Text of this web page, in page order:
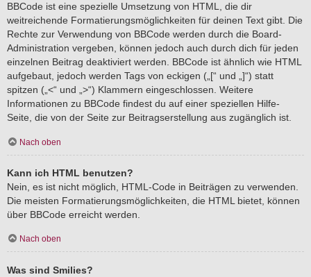
BBCode ist eine spezielle Umsetzung von HTML, die dir
weitreichende Formatierungsmöglichkeiten für deinen Text gibt. Die
Rechte zur Verwendung von BBCode werden durch die Board-
Administration vergeben, können jedoch auch durch dich für jeden
einzelnen Beitrag deaktiviert werden. BBCode ist ähnlich wie HTML
aufgebaut, jedoch werden Tags von eckigen („[“ und „]“) statt
spitzen („<“ und „>“) Klammern eingeschlossen. Weitere
Informationen zu BBCode findest du auf einer speziellen Hilfe-
Seite, die von der Seite zur Beitragserstellung aus zugänglich ist.
Nach oben
Kann ich HTML benutzen?
Nein, es ist nicht möglich, HTML-Code in Beiträgen zu verwenden.
Die meisten Formatierungsmöglichkeiten, die HTML bietet, können
über BBCode erreicht werden.
Nach oben
Was sind Smilies?